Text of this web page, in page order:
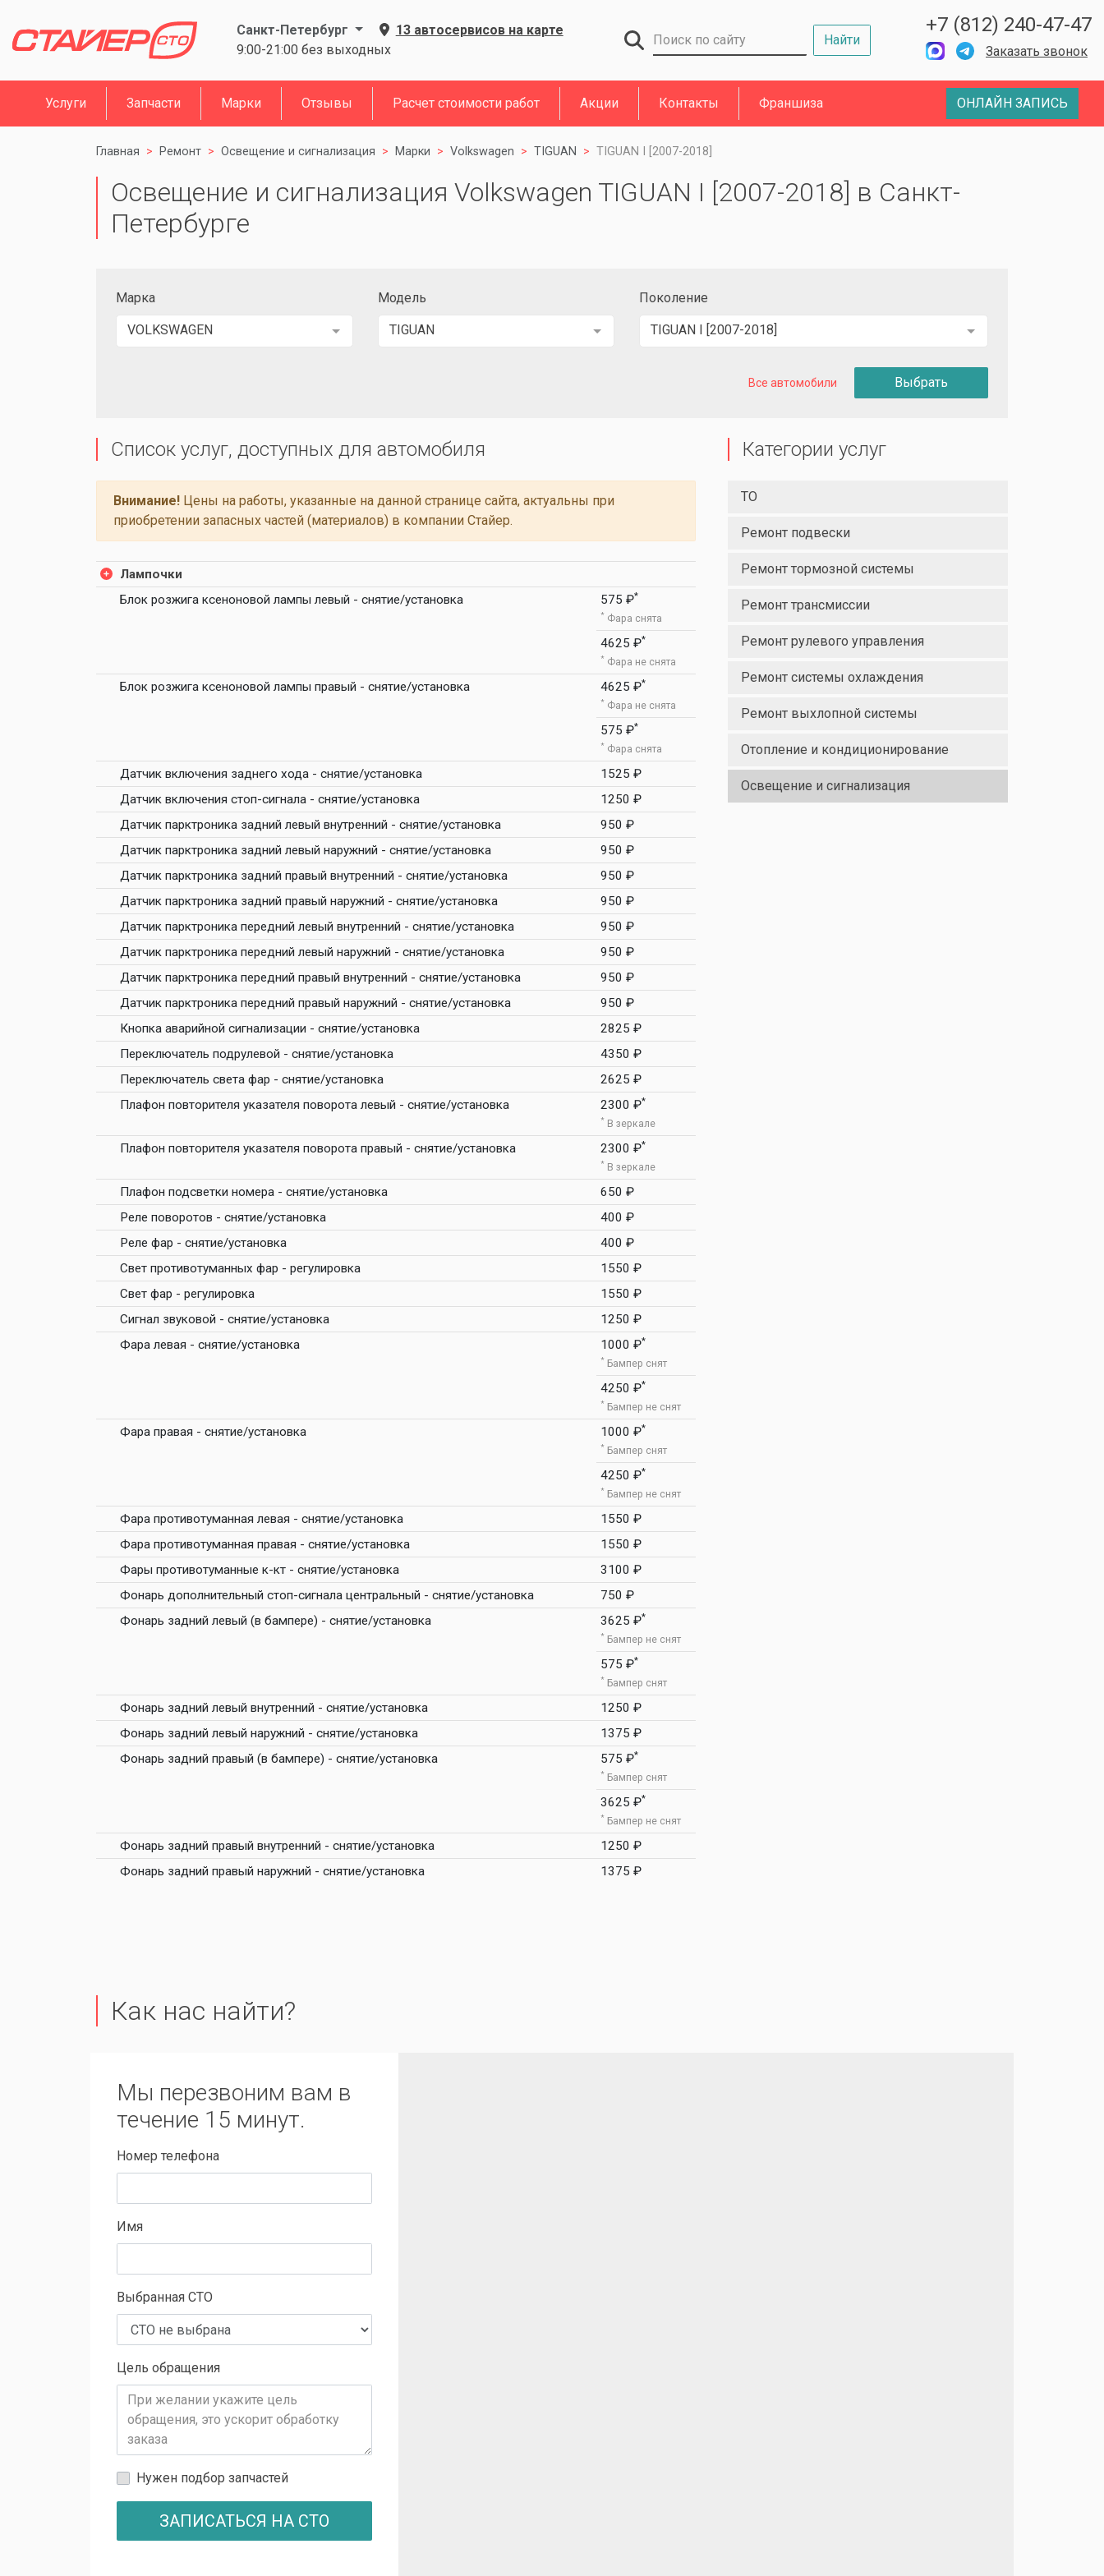
Санкт-Петербург
13 автосервисов на карте
9:00-21:00 без выходных
Найти
+7 (812) 240-47-47
Заказать звонок
Услуги Запчасти Марки Отзывы Расчет стоимости работ Акции Контакты Франшиза ОНЛАЙН ЗАПИСЬ
Главная Ремонт Освещение и сигнализация Марки Volkswagen TIGUAN TIGUAN I [2007-2018]
Освещение и сигнализация Volkswagen TIGUAN I [2007-2018] в Санкт-
Петербурге
Марка
VOLKSWAGEN
Модель
TIGUAN
Поколение
TIGUAN I [2007-2018]
Все автомобили Выбрать
Список услуг, доступных для автомобиля
Внимание! Цены на работы, указанные на данной странице сайта, актуальны при
приобретении запасных частей (материалов) в компании Стайер.
Лампочки
Блок розжига ксеноновой лампы левый - снятие/установка
575 ₽*
* Фара снята
4625 ₽*
* Фара не снята
Блок розжига ксеноновой лампы правый - снятие/установка 4625 ₽*
* Фара не снята
575 ₽*
* Фара снята
Датчик включения заднего хода - снятие/установка
1525 ₽
Датчик включения стоп-сигнала - снятие/установка
1250 ₽
Датчик парктроника задний левый внутренний - снятие/установка
950 ₽
Датчик парктроника задний левый наружний - снятие/установка
950 ₽
Датчик парктроника задний правый внутренний - снятие/установка
950 ₽
Датчик парктроника задний правый наружний - снятие/установка
950 ₽
Датчик парктроника передний левый внутренний - снятие/установка
950 ₽
Датчик парктроника передний левый наружний - снятие/установка
950 ₽
Датчик парктроника передний правый внутренний - снятие/установка
950 ₽
Датчик парктроника передний правый наружний - снятие/установка
950 ₽
Кнопка аварийной сигнализации - снятие/установка
2825 ₽
Переключатель подрулевой - снятие/установка
4350 ₽
Переключатель света фар - снятие/установка
2625 ₽
Плафон повторителя указателя поворота левый - снятие/установка
2300 ₽*
* В зеркале
Плафон повторителя указателя поворота правый - снятие/установка 2300 ₽*
* В зеркале
Плафон подсветки номера - снятие/установка
650 ₽
Реле поворотов - снятие/установка
400 ₽
Реле фар - снятие/установка
400 ₽
Свет противотуманных фар - регулировка
1550 ₽
Свет фар - регулировка
1550 ₽
Сигнал звуковой - снятие/установка
1250 ₽
Фара левая - снятие/установка
1000 ₽*
* Бампер снят
4250 ₽*
* Бампер не снят
Фара правая - снятие/установка 1000 ₽*
* Бампер снят
4250 ₽*
* Бампер не снят
Фара противотуманная левая - снятие/установка
1550 ₽
Фара противотуманная правая - снятие/установка
1550 ₽
Фары противотуманные к-кт - снятие/установка
3100 ₽
Фонарь дополнительный стоп-сигнала центральный - снятие/установка
750 ₽
Фонарь задний левый (в бампере) - снятие/установка
3625 ₽*
* Бампер не снят
575 ₽*
* Бампер снят
Фонарь задний левый внутренний - снятие/установка
1250 ₽
Фонарь задний левый наружний - снятие/установка
1375 ₽
Фонарь задний правый (в бампере) - снятие/установка
575 ₽*
* Бампер снят
3625 ₽*
* Бампер не снят
Фонарь задний правый внутренний - снятие/установка
1250 ₽
Фонарь задний правый наружний - снятие/установка
1375 ₽
Категории услуг
ТО
Ремонт подвески
Ремонт тормозной системы
Ремонт трансмиссии
Ремонт рулевого управления
Ремонт системы охлаждения
Ремонт выхлопной системы
Отопление и кондиционирование
Освещение и сигнализация
Как нас найти?
Мы перезвоним вам в
течение 15 минут.
Номер телефона
Имя
Выбранная СТО
Цель обращения
Нужен подбор запчастей
ЗАПИСАТЬСЯ НА СТО